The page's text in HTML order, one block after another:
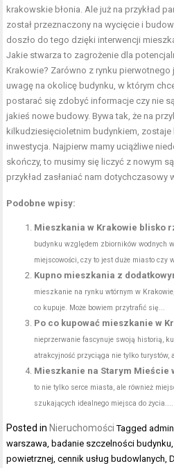
krakowskie błonia. Ale już na przykład
został przeznaczony na wycięcie i
doszło do tego dzięki interwencji
Jakie stwarza to zagrożenie dla
Krakowie? Zarówno z rynku
uwagę na okolicę budynku, w którym
postarać się zdobyć informacje czy nie
jakieś nowe budowy. Bywa tak, że na
kilkudziesięcioletnim budynkiem,
inwestycja. Najpierw mamy uciążliwe
skończy, to musimy się liczyć z nowym
przykład zasłaniać nam dotychczasowy
Podobne wpisy:
Mieszkania w Krakowie blisko
budynku względem zbiorników wodnych
miejscowości, czy to jest duże miasto czy
Kupno mieszkania z
mieszkanie na rynku wtórnym w
co kupuje. Może bowiem przytrafić się...
Po co kupować mieszkanie w
nieprzerwanie fascynuje swoją historią,
atrakcyjność przyciąga nie tylko turystów,
Mieszkanie na Starym Mieście
to nie tylko serce miasta, ale również
szukających idealnego miejsca do życia....
Posted in Nieruchomości Tagged
warszawa, badanie szczelności budynku,
powietrznej,cennik usług budowlanych,